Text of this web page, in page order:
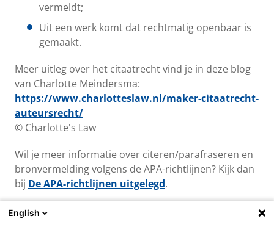
vermeldt;
Uit een werk komt dat rechtmatig openbaar is
gemaakt.
Meer uitleg over het citaatrecht vind je in deze blog
van Charlotte Meindersma:
https://www.charlotteslaw.nl/maker-citaatrecht-
auteursrecht/
© Charlotte's Law
Wil je meer informatie over citeren/parafraseren en
bronvermelding volgens de APA-richtlijnen? Kijk dan
bij De APA-richtlijnen uitgelegd.
English